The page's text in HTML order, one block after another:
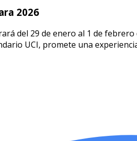
2026
del 29 de enero al 1 de
UCI, promete una